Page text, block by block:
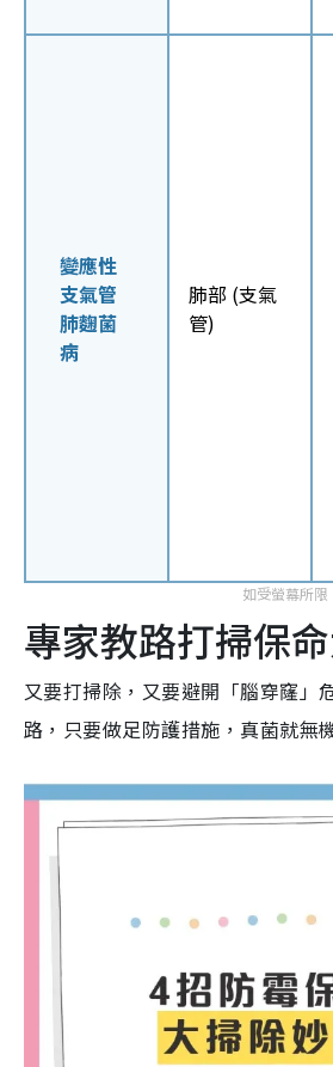
變應性
支氣管
肺麴菌
病
肺部 (支氣
管)
專家教路打掃保
又要打掃除，又要避開「腦穿窿」
路，只要做足防護措施，真菌就無